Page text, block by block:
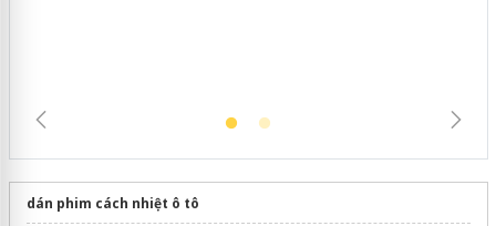
dán phim cách nhiệt ô tô